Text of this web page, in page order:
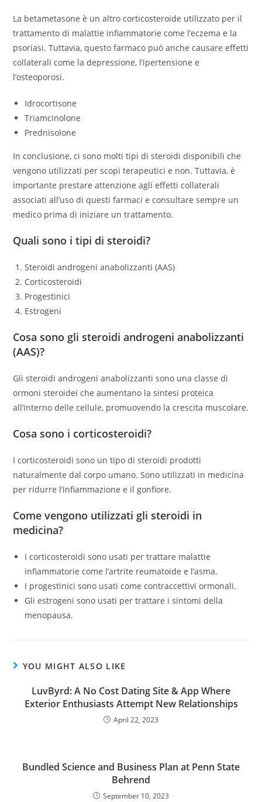
La betametasone è un altro corticosteroide utilizzato per il
trattamento di malattie infiammatorie come l’eczema e la
psoriasi. Tuttavia, questo farmaco può anche causare effetti
collaterali come la depressione, l’ipertensione e
l’osteoporosi.
Idrocortisone
Triamcinolone
Prednisolone
In conclusione, ci sono molti tipi di steroidi disponibili che
vengono utilizzati per scopi terapeutici e non. Tuttavia, è
importante prestare attenzione agli effetti collaterali
associati all’uso di questi farmaci e consultare sempre un
medico prima di iniziare un trattamento.
Quali sono i tipi di steroidi?
Steroidi androgeni anabolizzanti (AAS)
Corticosteroidi
Progestinici
Estrogeni
Cosa sono gli steroidi androgeni anabolizzanti
(AAS)?
Gli steroidi androgeni anabolizzanti sono una classe di
ormoni steroidei che aumentano la sintesi proteica
all’interno delle cellule, promuovendo la crescita muscolare.
Cosa sono i corticosteroidi?
I corticosteroidi sono un tipo di steroidi prodotti
naturalmente dal corpo umano. Sono utilizzati in medicina
per ridurre l’infiammazione e il gonfiore.
Come vengono utilizzati gli steroidi in
medicina?
I corticosteroidi sono usati per trattare malattie
infiammatorie come l’artrite reumatoide e l’asma.
I progestinici sono usati come contraccettivi ormonali.
Gli estrogeni sono usati per trattare i sintomi della
menopausa.
YOU MIGHT ALSO LIKE
LuvByrd: A No Cost Dating Site & App Where
Exterior Enthusiasts Attempt New Relationships
April 22, 2023
Bundled Science and Business Plan at Penn State
Behrend
September 10, 2023